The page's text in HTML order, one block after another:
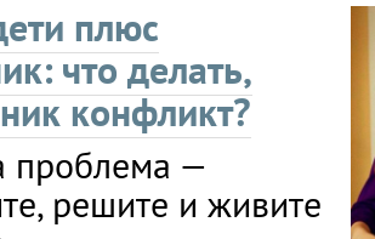
плюс
что делать,
конфликт?
проблема —
решите и живите